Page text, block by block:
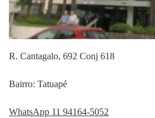
R. Cantagalo, 692 Conj 618
Bairro: Tatuapé
WhatsApp 11 94164-5052